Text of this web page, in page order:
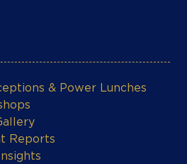
& Power Lunches
Reports